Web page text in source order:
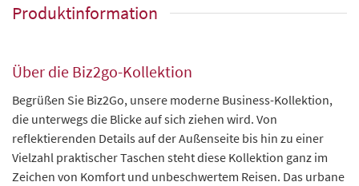
Produktinformation
Über die Biz2go-Kollektion
Begrüßen Sie Biz2Go, unsere moderne Business-Kollektion,
die unterwegs die Blicke auf sich ziehen wird. Von
reflektierenden Details auf der Außenseite bis hin zu einer
Vielzahl praktischer Taschen steht diese Kollektion ganz im
Zeichen von Komfort und unbeschwertem Reisen. Das urbane